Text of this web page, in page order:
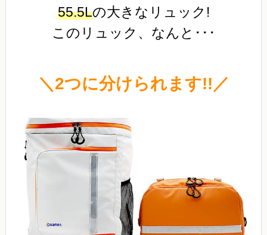
55.5Lの大きなリュック!
このリュック、なんと･･･
＼2つに分けられます!!／